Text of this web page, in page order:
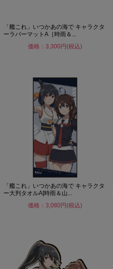
「艦これ」いつかあの海で キャラクタ
ーラバーマットA［時雨＆...
価格：3,300円(税込)
「艦これ」いつかあの海で キャラクタ
ー大判タオルA[時雨＆山...
価格：3,080円(税込)